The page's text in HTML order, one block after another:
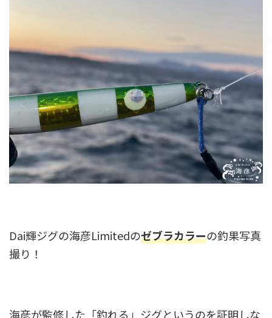
Dai輝ジグの海彦Limitedのゼブラカラーの釣果写真
撮り！
海彦が監修した「釣れる」ジグというのを証明しな